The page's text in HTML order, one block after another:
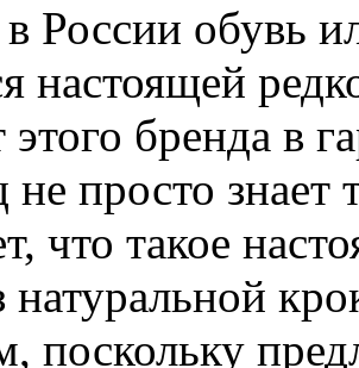
России обувь
настоящей
этого бренда в
не просто
что такое
натуральной
поскольку